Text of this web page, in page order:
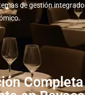
de gestión